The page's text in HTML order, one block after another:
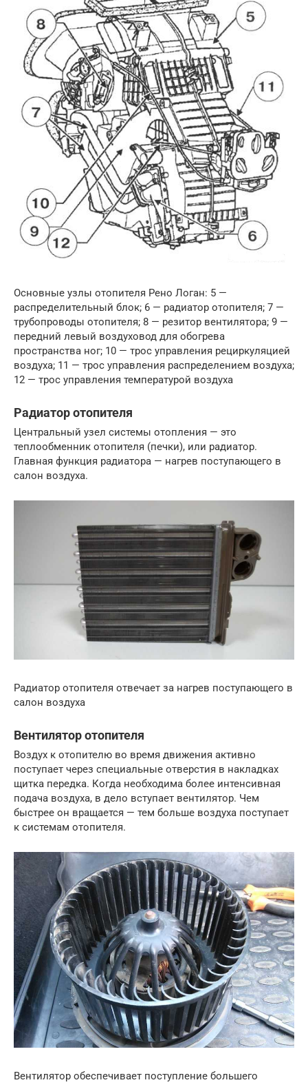
Основные узлы отопителя Рено Логан: 5 —
распределительный блок; 6 — радиатор отопителя; 7 —
трубопроводы отопителя; 8 — резитор вентилятора; 9 —
передний левый воздуховод для обогрева
пространства ног; 10 — трос управления рециркуляцией
воздуха; 11 — трос управления распределением воздуха;
12 — трос управления температурой воздуха
Радиатор отопителя
Центральный узел системы отопления — это
теплообменник отопителя (печки), или радиатор.
Главная функция радиатора — нагрев поступающего в
салон воздуха.
Радиатор отопителя отвечает за нагрев поступающего в
салон воздуха
Вентилятор отопителя
Воздух к отопителю во время движения активно
поступает через специальные отверстия в накладках
щитка передка. Когда необходима более интенсивная
подача воздуха, в дело вступает вентилятор. Чем
быстрее он вращается — тем больше воздуха поступает
к системам отопителя.
Вентилятор обеспечивает поступление большего